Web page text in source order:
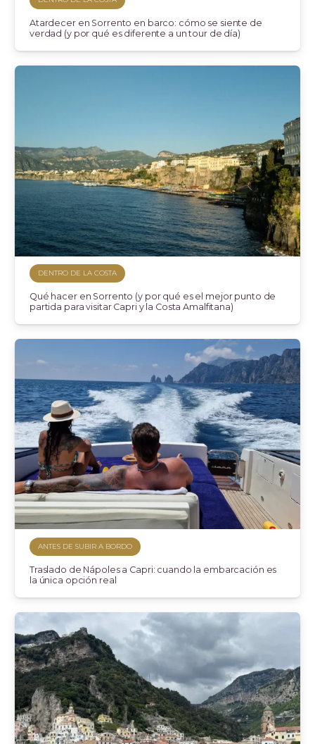
Atardecer en Sorrento en barco: cómo se siente de
verdad (y por qué es diferente a un tour de día)
DENTRO DE LA COSTA
Qué hacer en Sorrento (y por qué es el mejor punto de
partida para visitar Capri y la Costa Amalfitana)
ANTES DE SUBIR A BORDO
Traslado de Nápoles a Capri: cuando la embarcación es
la única opción real